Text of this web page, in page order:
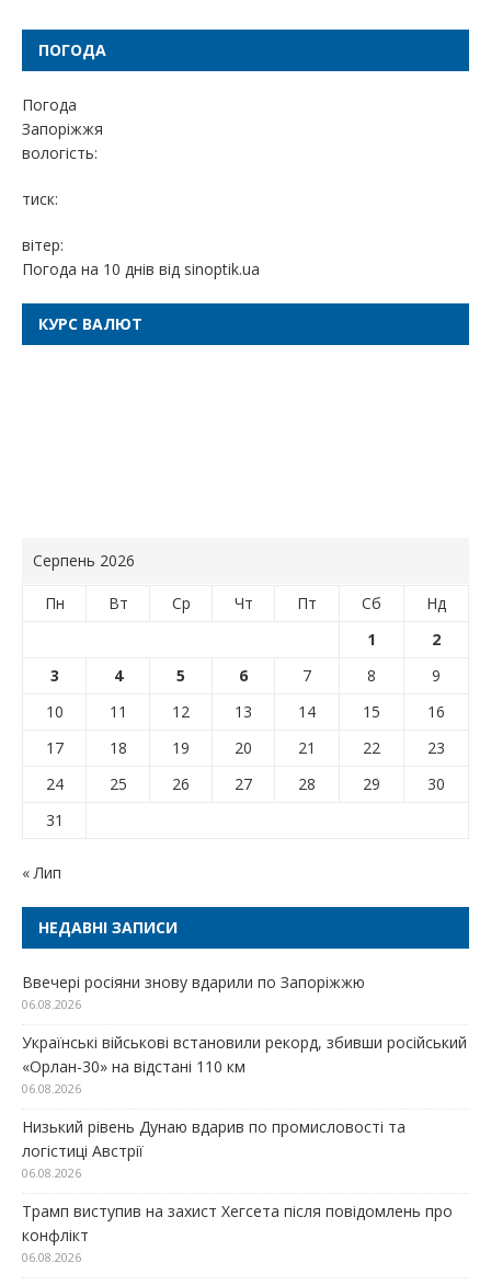
ПОГОДА
Погода
Запоріжжя
вологість:
тиск:
вітер:
Погода на 10 днів від sinoptik.ua
КУРС ВАЛЮТ
Серпень 2026
Пн Вт Ср Чт Пт Сб
Нд
1
2
3
4 5 6 7 8
9
10
11 12 13 14 15
16
17
18 19 20 21 22
23
24
25 26 27 28 29
30
31
« Лип
НЕДАВНІ ЗАПИСИ
Ввечері росіяни знову вдарили по Запоріжжю
06.08.2026
Українські військові встановили рекорд, збивши російський
«Орлан-30» на відстані 110 км
06.08.2026
Низький рівень Дунаю вдарив по промисловості та
логістиці Австрії
06.08.2026
Трамп виступив на захист Хегсета після повідомлень про
конфлікт
06.08.2026